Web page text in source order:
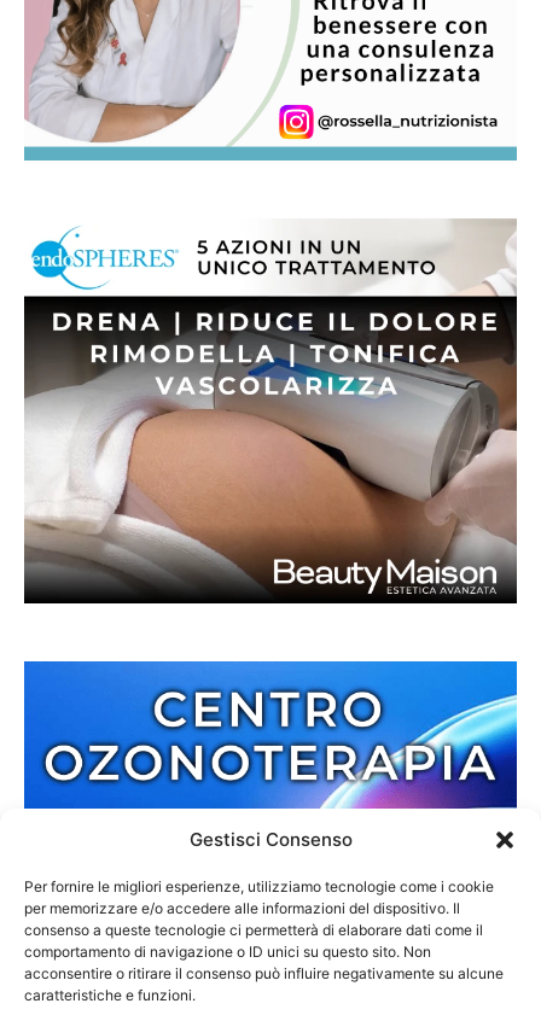
Gestisci Consenso
Per fornire le migliori esperienze, utilizziamo tecnologie come i cookie
per memorizzare e/o accedere alle informazioni del dispositivo. Il
consenso a queste tecnologie ci permetterà di elaborare dati come il
comportamento di navigazione o ID unici su questo sito. Non
acconsentire o ritirare il consenso può influire negativamente su alcune
caratteristiche e funzioni.